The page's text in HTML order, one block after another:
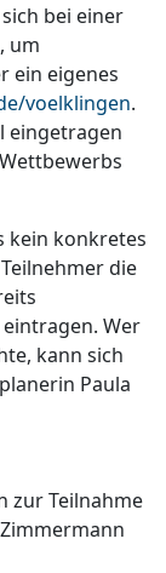
bei einer
um
ein eigenes
voelklingen.
eingetragen
kein konkretes
die
Wer
kann sich
Paula
zur Teilnahme